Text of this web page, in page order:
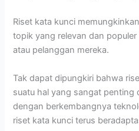
Riset kata kunci
topik yang relevan dan
atau pelanggan mereka.
Tak dapat dipungkiri bahwa
suatu hal yang sangat penting
dengan berkembangnya
riset kata kunci terus